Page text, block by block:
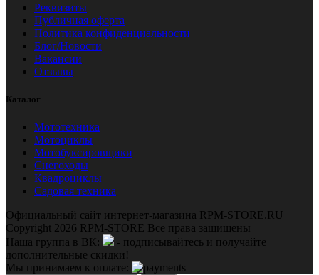
Реквизиты
Публичная оферта
Политика конфиденциальности
Блог/Новости
Вакансии
Отзывы
Каталог
Мототехника
Мотоциклы
Мотобуксировщики
Снегоходы
Квадроциклы
Садовая техника
Официальный сайт интернет-магазина RPM-STORE.RU
Copyright 2026 RPM-STORE Все права защищены
Наша группа в ВК:
- подписывайтесь и получайте
дополнительные скидки!
Мы принимаем к оплате: